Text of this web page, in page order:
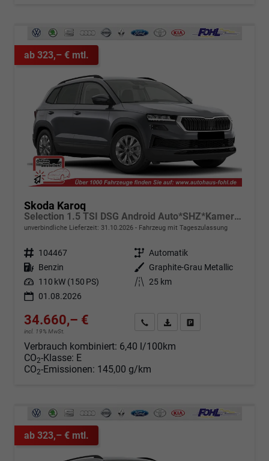
ab 323,– € mtl.
Skoda Karoq
Selection 1.5 TSI DSG Android Auto*SHZ*Kamera*PDC v/h*Klimaauto*SUNSET*LED
unverbindliche Lieferzeit: 31.10.2026 Fahrzeug mit Tageszulassung
Fahrzeugnr. 104467 Getriebe Automatik
Kraftstoff Benzin Außenfarbe
Graphite-Grau Metallic
Leistung 110 kW (150 PS) Kilometerstand 25 km
01.08.2026
34.660,– €
incl. 19% MwSt.
Angebot anfordern
Fahrzeugexpose (PDF)
Verbrauch kombiniert: 6,40 l/100km
CO2-Klasse: E
CO2-Emissionen: 145,00 g/km
ab 323,– € mtl.